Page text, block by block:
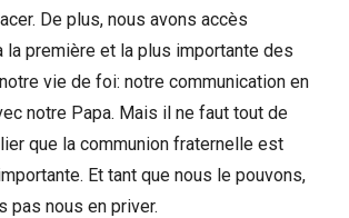
De plus, nous avons accès
la première et la plus importante des
vie de foi: notre communication en
notre Papa. Mais il ne faut tout de
que la communion fraternelle est
Et tant que nous le pouvons,
pas nous en priver.